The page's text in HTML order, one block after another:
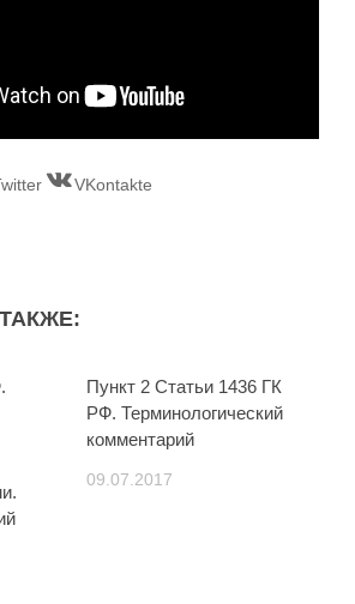
VKontakte
Пункт 2 Статьи 1436 ГК
РФ. Терминологический
комментарий
09.07.2017